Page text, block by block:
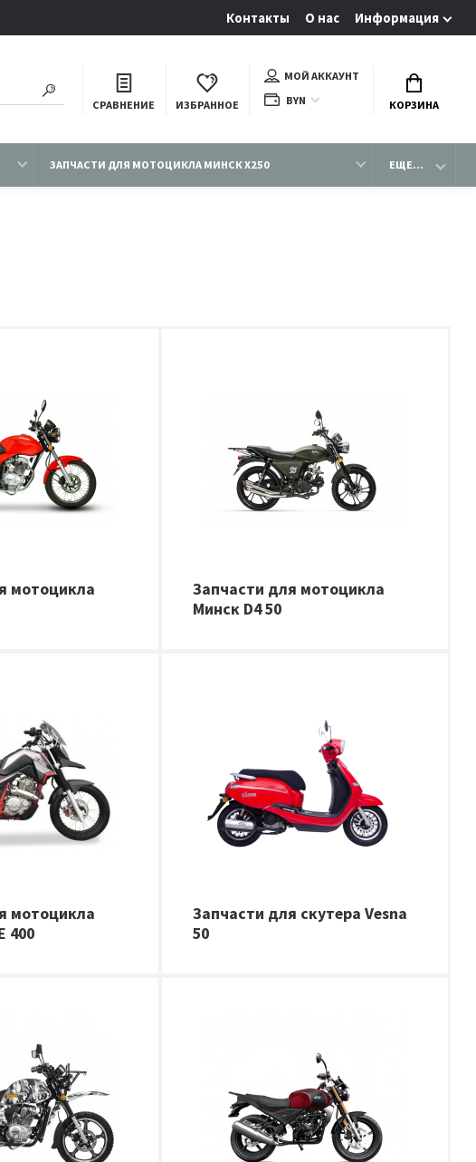
Контакты О нас Информация
СРАВНЕНИЕ ИЗБРАННОЕ
МОЙ АККАУНТ
BYN
КОРЗИНА
ЗАПЧАСТИ ДЛЯ МОТОЦИКЛА МИНСК X250 ЕЩЕ...
мотоцикла
Запчасти для мотоцикла
Минск D4 50
мотоцикла
400
Запчасти для скутера Vesna
50